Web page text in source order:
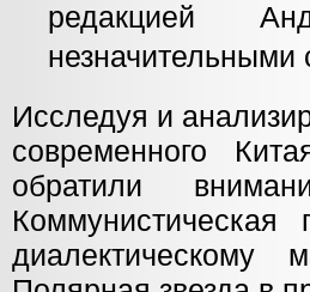
редакцией
Исследуя и
современного
обратили
Коммунистическая
диалектическому